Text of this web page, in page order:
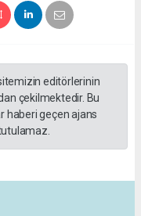
editörlerinin
çekilmektedir. Bu
haberi geçen ajans